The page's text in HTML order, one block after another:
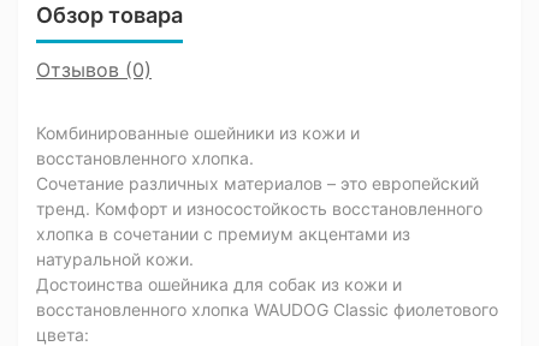
Обзор товара
Отзывов (0)
Комбинированные ошейники из кожи и
восстановленного хлопка.
Сочетание различных материалов – это европейский
тренд. Комфорт и износостойкость восстановленного
хлопка в сочетании с премиум акцентами из
натуральной кожи.
Достоинства ошейника для собак из кожи и
восстановленного хлопка WAUDOG Classic фиолетового
цвета: